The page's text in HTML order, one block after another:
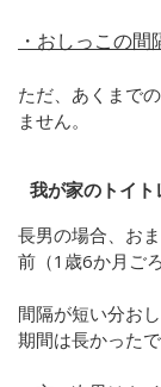
・おしっこの
ただ、あくまで
ません。
我が家のトイト
長男の場合、お
前（1歳6か月ご
間隔が短い分お
期間は長かったで